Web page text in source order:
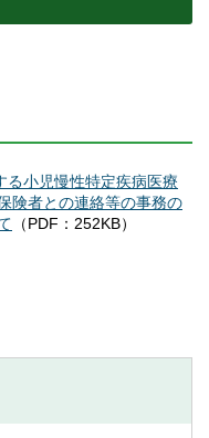
る小児慢性特定疾病医療
険者との連絡等の事務の
（PDF：252KB）